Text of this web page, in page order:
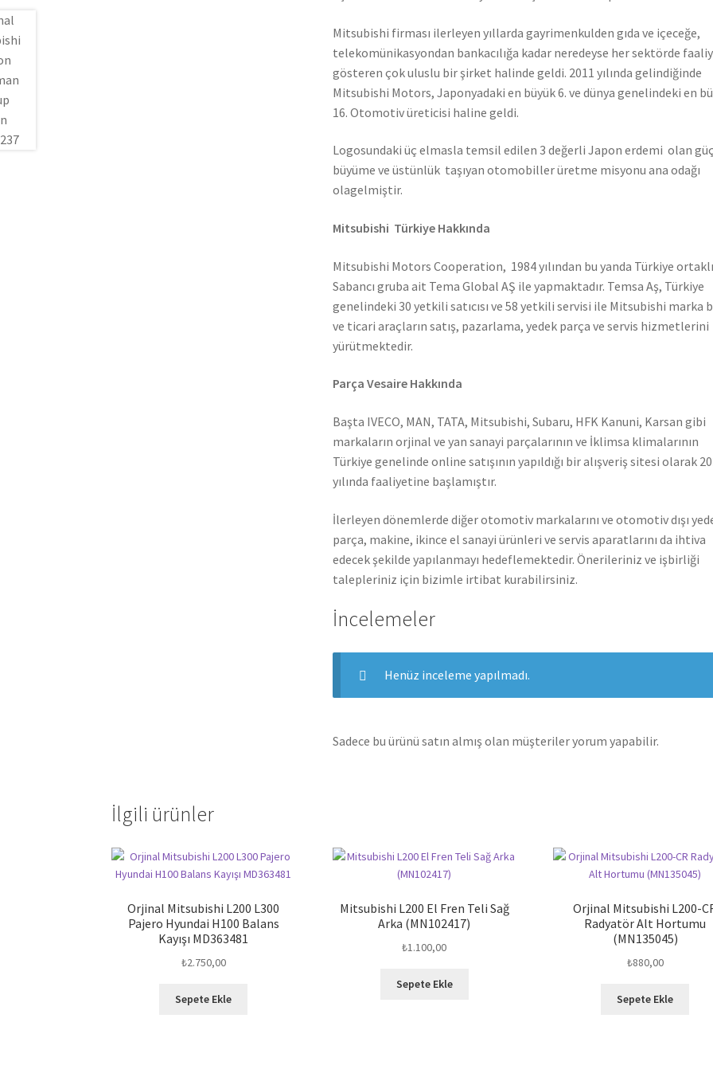
Mitsubishi firması ilerleyen yıllarda gayrimenkulden gıda ve içeceğe,
telekomünikasyondan bankacılığa kadar neredeyse her sektörde
gösteren çok uluslu bir şirket halinde geldi. 2011 yılında gelindiğinde
Mitsubishi Motors, Japonyadaki en büyük 6. ve dünya genelindeki en
16. Otomotiv üreticisi haline geldi.
Logosundaki üç elmasla temsil edilen 3 değerli Japon erdemi olan
büyüme ve üstünlük taşıyan otomobiller üretme misyonu ana odağı
olagelmiştir.
Mitsubishi Türkiye Hakkında
Mitsubishi Motors Cooperation, 1984 yılından bu yanda Türkiye
Sabancı gruba ait Tema Global AŞ ile yapmaktadır. Temsa Aş, Türkiye
genelindeki 30 yetkili satıcısı ve 58 yetkili servisi ile Mitsubishi marka
ve ticari araçların satış, pazarlama, yedek parça ve servis hizmetlerini
yürütmektedir.
Parça Vesaire Hakkında
Başta IVECO, MAN, TATA, Mitsubishi, Subaru, HFK Kanuni, Karsan gibi
markaların orjinal ve yan sanayi parçalarının ve İklimsa klimalarının
Türkiye genelinde online satışının yapıldığı bir alışveriş sitesi olarak
yılında faaliyetine başlamıştır.
İlerleyen dönemlerde diğer otomotiv markalarını ve otomotiv dışı
parça, makine, ikince el sanayi ürünleri ve servis aparatlarını da ihtiva
edecek şekilde yapılanmayı hedeflemektedir. Önerileriniz ve işbirliği
talepleriniz için bizimle irtibat kurabilirsiniz.
İncelemeler
Henüz inceleme yapılmadı.
Sadece bu ürünü satın almış olan müşteriler yorum yapabilir.
İlgili ürünler
Orjinal Mitsubishi L200 L300
Pajero Hyundai H100 Balans
Kayışı MD363481
₺2.750,00
Sepete Ekle
Mitsubishi L200 El Fren Teli Sağ
Arka (MN102417)
₺1.100,00
Sepete Ekle
Orjinal Mitsubishi L200-
Radyatör Alt Hortumu
(MN135045)
₺880,00
Sepete Ekle